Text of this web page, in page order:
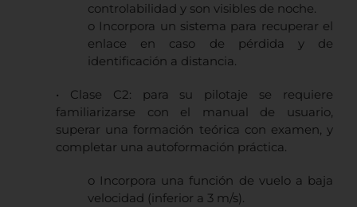
controlabilidad y son visibles de noche.
o Incorpora un sistema para recuperar el
enlace en caso de pérdida y de
identificación a distancia.
• Clase C2: para su pilotaje se requiere
familiarizarse con el manual de usuario,
superar una formación teórica con examen, y
completar una autoformación práctica.
o Incorpora una función de vuelo a baja
velocidad (inferior a 3 m/s).